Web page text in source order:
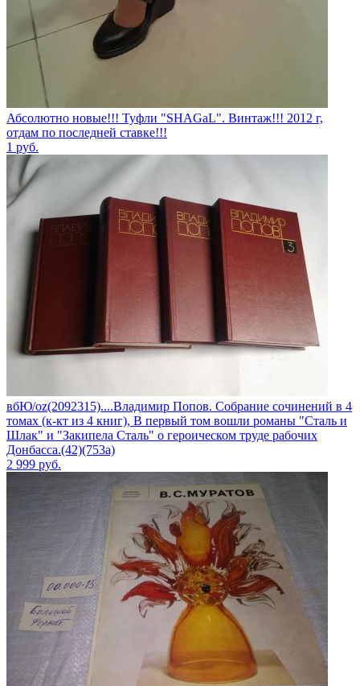
Абсолютно новые!!! Туфли "SHAGаL". Винтаж!!! 2012 г,
отдам по последней ставке!!!
1 руб.
вбЮ/oz(2092315)....Владимир Попов. Собрание сочинений в 4
томах (к-кт из 4 книг), В первый том вошли романы "Сталь и
Шлак" и "Закипела Сталь" о героическом труде рабочих
Донбасса.(42)(753а)
2 999 руб.